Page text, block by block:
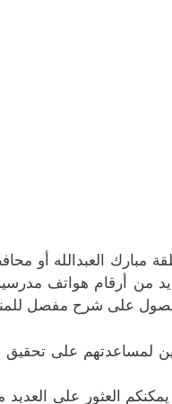
العبدالله أو
من أرقام هواتف
على شرح مفصل
لمساعدتهم على تحقيق
يمكنكم العثور على